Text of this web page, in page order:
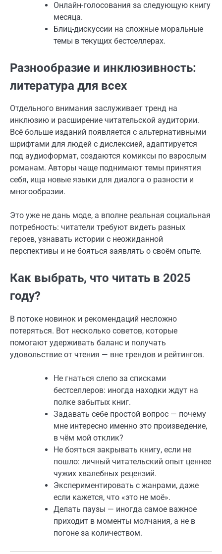
Онлайн-голосования за следующую книгу
месяца.
Блиц-дискуссии на сложные моральные
темы в текущих бестселлерах.
Разнообразие и инклюзивность:
литература для всех
Отдельного внимания заслуживает тренд на
инклюзию и расширение читательской аудитории.
Всё больше изданий появляется с альтернативными
шрифтами для людей с дислексией, адаптируется
под аудиоформат, создаются комиксы по взрослым
романам. Авторы чаще поднимают темы принятия
себя, ища новые языки для диалога о разности и
многообразии.
Это уже не дань моде, а вполне реальная социальная
потребность: читатели требуют видеть разных
героев, узнавать истории с неожиданной
перспективы и не бояться заявлять о своём опыте.
Как выбрать, что читать в 2025
году?
В потоке новинок и рекомендаций несложно
потеряться. Вот несколько советов, которые
помогают удерживать баланс и получать
удовольствие от чтения — вне трендов и рейтингов.
Не гнаться слепо за списками
бестселлеров: иногда находки ждут на
полке забытых книг.
Задавать себе простой вопрос — почему
мне интересно именно это произведение,
в чём мой отклик?
Не бояться закрывать книгу, если не
пошло: личный читательский опыт ценнее
чужих хвалебных рецензий.
Экспериментировать с жанрами, даже
если кажется, что «это не моё».
Делать паузы — иногда самое важное
приходит в моменты молчания, а не в
погоне за количеством.